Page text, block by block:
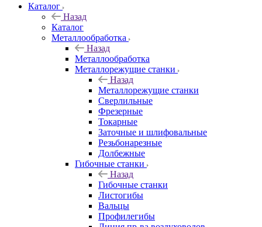
Каталог
Назад
Каталог
Металлообработка
Назад
Металлообработка
Металлорежущие станки
Назад
Металлорежущие станки
Сверлильные
Фрезерные
Токарные
Заточные и шлифовальные
Резьбонарезные
Долбежные
Гибочные станки
Назад
Гибочные станки
Листогибы
Вальцы
Профилегибы